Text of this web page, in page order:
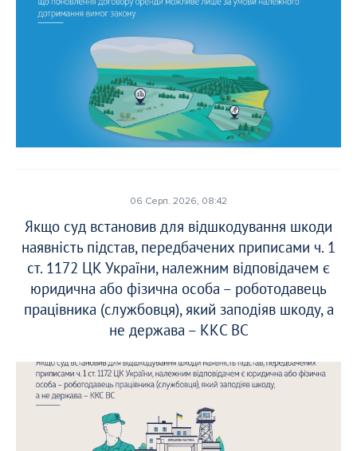
06 Серп. 2026, 08:42
Якщо суд встановив для відшкодування шкоди
наявність підстав, передбачених приписами ч. 1
ст. 1172 ЦК України, належним відповідачем є
юридична або фізична особа – роботодавець
працівника (службовця), який заподіяв шкоду, а
не держава – ККС ВС